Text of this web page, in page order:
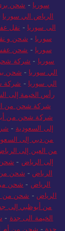
سوريا - شحن
الرياض الي سوريا
الى سوريا - نقل
سوريا - شحن و
سوريا - شحن
سوريا - شركة
الي سوريا - شحن
الي سوريا - شركة
رأس الخيمة إلى
شركة شحن من
شركة شحن من
إلى السعودية -
من دبي إلى
من العين إلى
إلى الرياض - شحن
الرياض - شحن من
الرياض - شحن من
الرياض - شحن من
من أبوظبي إلى
الخيمة الى جدة -
جدة - شحن من أم